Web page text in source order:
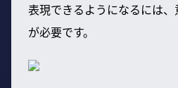
表現できるようになるには
が必要です。